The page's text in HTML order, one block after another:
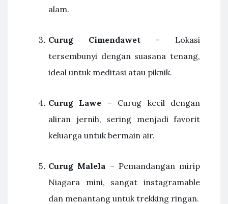
alam.
Curug Cimendawet– Lokasi
tersembunyi dengan suasana tenang,
ideal untuk meditasi atau piknik.
Curug Lawe – Curug kecil dengan
aliran jernih, sering menjadi favorit
keluarga untuk bermain air.
Curug Malela – Pemandangan mirip
Niagara mini, sangat instagramable
dan menantang untuk trekking ringan.